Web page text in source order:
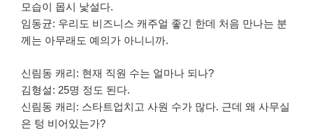
모습이 몹시 낯설다.
임동균: 우리도 비즈니스 캐주얼 좋긴 한데 처음 만나는 분
께는 아무래도 예의가 아니니까.
신림동 캐리: 현재 직원 수는 얼마나 되나?
김형설: 25명 정도 된다.
신림동 캐리: 스타트업치고 사원 수가 많다. 근데 왜 사무실
은 텅 비어있는가?